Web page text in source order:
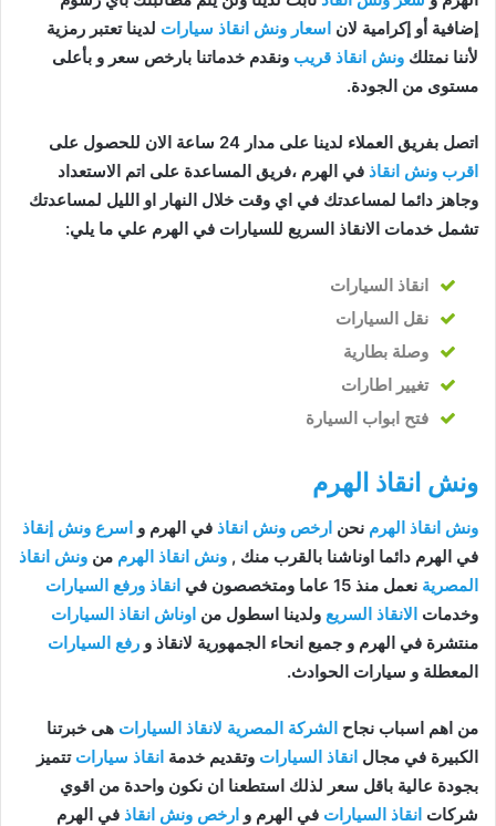
إضافية أو إكرامية لان اسعار ونش انقاذ سيارات لدينا تعتبر رمزية
لأننا نمتلك ونش انقاذ قريب ونقدم خدماتنا بارخص سعر و بأعلى
مستوى من الجودة.
اتصل بفريق العملاء لدينا على مدار 24 ساعة الان للحصول على
اقرب ونش انقاذ في الهرم ،فريق المساعدة على اتم الاستعداد
وجاهز دائما لمساعدتك في اي وقت خلال النهار او الليل لمساعدتك
تشمل خدمات الانقاذ السريع للسيارات في الهرم علي ما يلي:
انقاذ السيارات
نقل السيارات
وصلة بطارية
تغيير اطارات
فتح ابواب السيارة
ونش انقاذ الهرم
ونش انقاذ الهرم نحن ارخص ونش انقاذ في الهرم و اسرع ونش إنقاذ
في الهرم دائما اوناشنا بالقرب منك , ونش انقاذ الهرم من ونش انقاذ
المصرية نعمل منذ 15 عاما ومتخصصون في
انقاذ ورفع السيارات
وخدمات الانقاذ السريع ولدينا اسطول من اوناش انقاذ السيارات
منتشرة في الهرم و جميع انحاء الجمهورية لانقاذ و رفع السيارات
المعطلة و سيارات الحوادث.
من اهم اسباب نجاح الشركة المصرية لانقاذ السيارات هى خبرتنا
الكبيرة في مجال انقاذ السيارات وتقديم خدمة انقاذ سيارات تتميز
بجودة عالية باقل سعر لذلك استطعنا ان نكون واحدة من اقوي
شركات انقاذ السيارات في الهرم و ارخص ونش انقاذ في الهرم